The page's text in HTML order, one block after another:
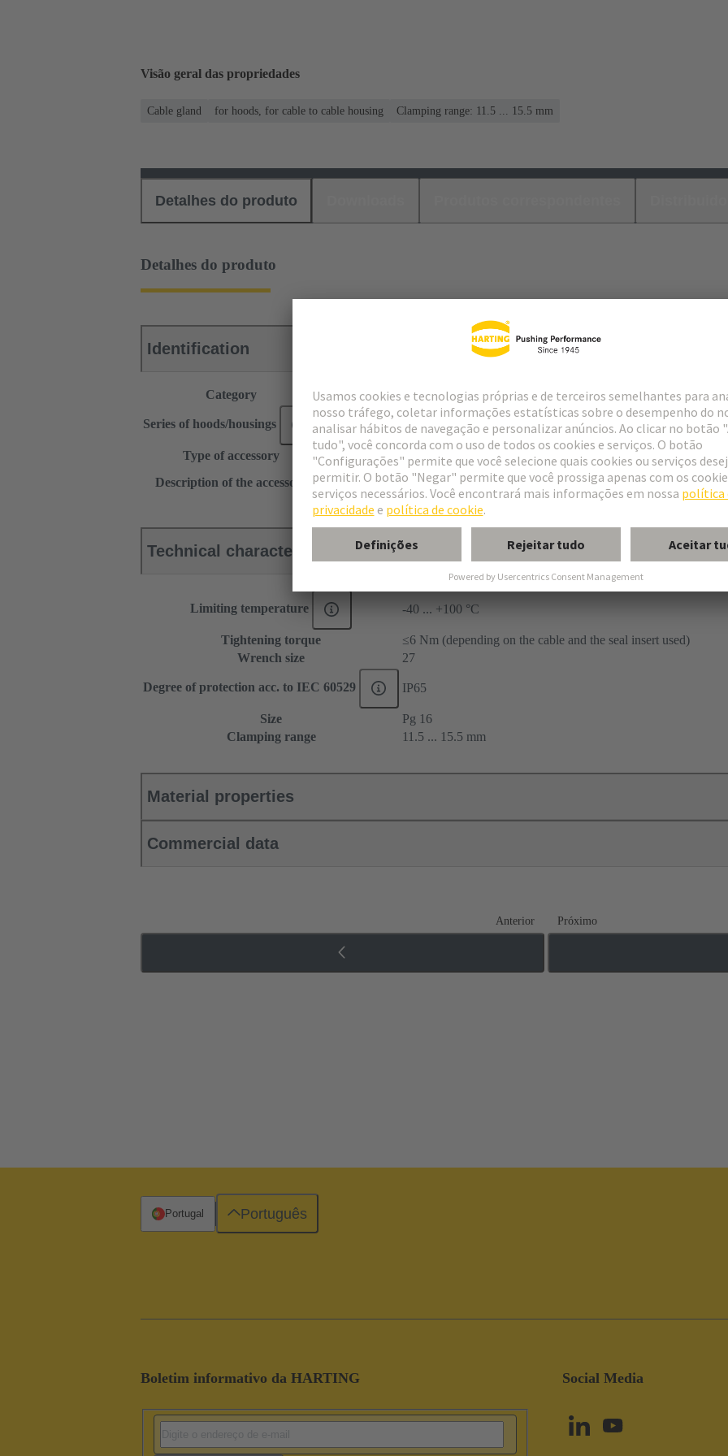
Visão geral das propriedades
Cable gland for hoods, for cable to cable housing Clamping range: 11.5 ... 15.5 mm
Detalhes do produto
Detalhes do produto
Identification
Category Accessories
Series of hoods/housings Han-Compact®
Type of accessory
Cable gland
Description of the accessory
for hoods
for cable to cable housing
Technical characteristics
Limiting temperature -40 ... +100 °C
Tightening torque
≤6 Nm (depending on the cable and the seal insert used)
Wrench size
27
Degree of protection acc. to IEC 60529 IP65
Size
Pg 16
Clamping range
11.5 ... 15.5 mm
Material properties
Commercial data
Anterior Próximo
Boletim informativo da HARTING Social Media
Portugal Português